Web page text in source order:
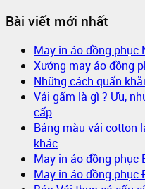
Bài viết mới nhất
May in áo đồng phục
Xưởng may áo đồng
Những cách quấn
Vải gấm là gì ? Ưu,
cấp
Bảng màu vải cotton
khác
May in áo đồng phục
May in áo đồng phục